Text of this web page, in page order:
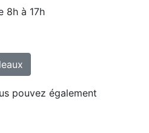
8h à 17h
pouvez également